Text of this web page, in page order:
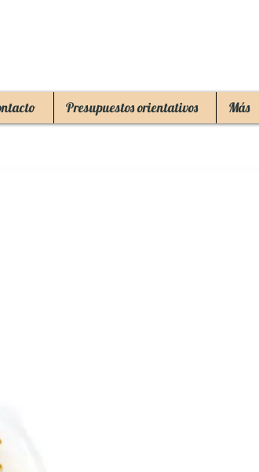
Presupuestos orientativos Más